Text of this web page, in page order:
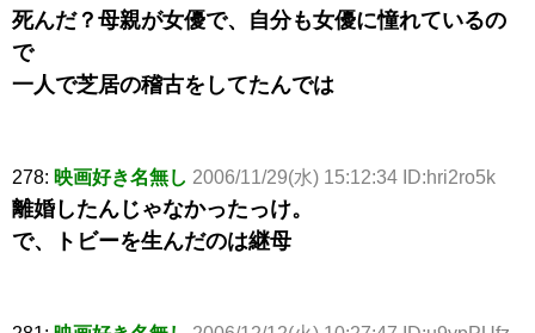
死んだ？母親が女優で、自分も女優に憧れているの
で
一人で芝居の稽古をしてたんでは
278: 映画好き名無し 2006/11/29(水) 15:12:34 ID:hri2ro5k
離婚したんじゃなかったっけ。
で、トビーを生んだのは継母